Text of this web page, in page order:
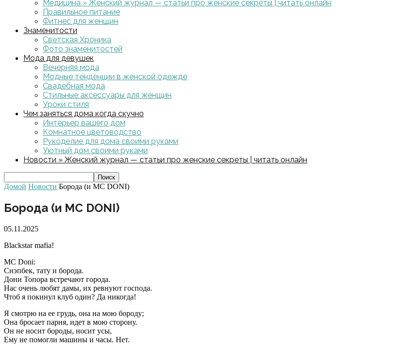
Медицина » Женский журнал — статьи про женские секреты | читать онлайн
Правильное питание
Фитнес для женщин
Знаменитости
Светская Хроника
Фото знаменитостей
Мода для девушек
Вечерняя мода
Модные тенденции в женской одежде
Свадебная мода
Стильные аксессуары для женщин
Уроки стиля
Чем заняться дома когда скучно
Интерьер вашего дом
Комнатное цветоводство
Рукоделие для дома своими руками
Уютный дом своими руками
Новости » Женский журнал — статьи про женские секреты | читать онлайн
Домой Новости Борода (и MC DONI)
Борода (и MC DONI)
05.11.2025
Blackstar mafia!
MC Doni:
Снэпбек, тату и борода.
Дони Топора встречают города.
Нас очень любят дамы, их ревнуют господа.
Чтоб я покинул клуб один? Да никогда!
Я смотрю на ее грудь, она на мою бороду;
Она бросает парня, идет в мою сторону.
Он не носит бороды, носит усы,
Ему не помогли машины и часы. Нет.